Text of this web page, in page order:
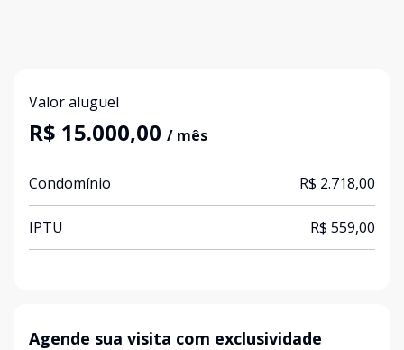
Valor aluguel
R$ 15.000,00 / mês
Condomínio R$ 2.718,00
IPTU R$ 559,00
Agende sua visita com exclusividade